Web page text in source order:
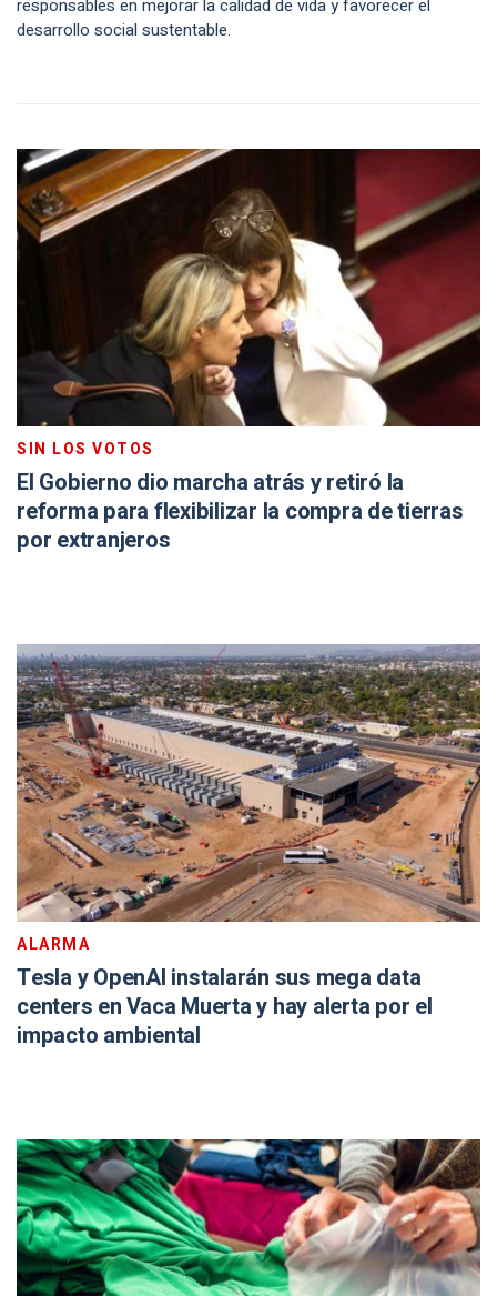
responsables en mejorar la calidad de vida y favorecer el
desarrollo social sustentable.
SIN LOS VOTOS
El Gobierno dio marcha atrás y retiró la
reforma para flexibilizar la compra de tierras
por extranjeros
ALARMA
Tesla y OpenAI instalarán sus mega data
centers en Vaca Muerta y hay alerta por el
impacto ambiental